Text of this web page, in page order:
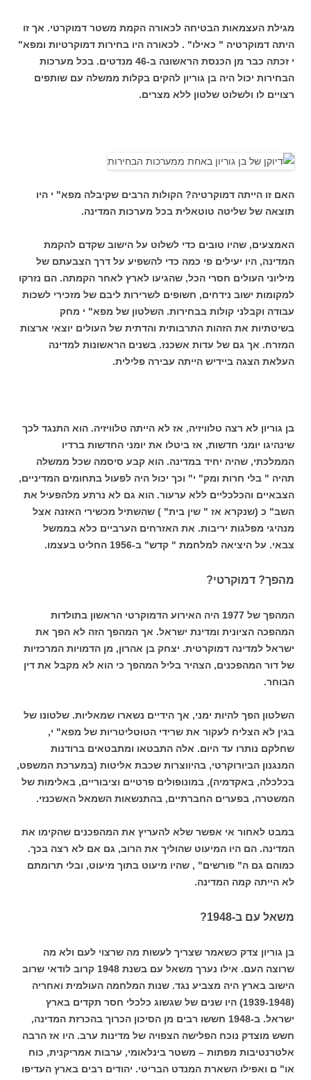
מגילת העצמאות הבטיחה לכאורה הקמת משטר דמוקרטי. אך זו
היתה דמוקרטיה " כאילו" . לכאורה היו בחירות דמוקרטיות ומפא"
י זכתה כבר מן הכנסת הראשונה ב-46 מנדטים. בכל מערכות
הבחירות יכול היה בן גוריון להקים בקלות ממשלה עם שותפים
רצויים לו ולשלוט שלטון ללא מצרים.
האם זו הייתה דמוקרטיה? הקולות הרבים שקיבלה מפא" י היו
תוצאה של שליטה טוטאלית בכל מערכות המדינה.
האמצעים, שהיו טובים כדי לשלוט על הישוב שקדם להקמת
המדינה, היו יעילים פי כמה כדי להשפיע על דרך הצבעתם של
מיליוני העולים חסרי הכל, שהגיעו לארץ לאחר הקמתה. הם נזרקו
למקומות ישוב נידחים, חשופים לשרירות ליבם של מזכירי לשכות
עבודה וקבלני קולות בבחירות. השלטון של מפא" י מחק
בשיטתיות את הזהות התרבותית והדתית של העולים יוצאי ארצות
המזרח. אך גם של עדות אשכנז. בשנים הראשונות למדינה
העלאת הצגה ביידיש הייתה עבירה פלילית.
בן גוריון לא רצה טלוויזיה, אז לא הייתה טלוויזיה. הוא התנגד לכך
שינהיגו יומני חדשות, אז ביטלו את יומני החדשות ברדיו
הממלכתי, שהיה יחיד במדינה. הוא קבע סיסמה שכל ממשלה
תהיה " בלי חרות ומק" י" וכך יכול היה לפעול בתחומים המדיניים,
הצבאיים והכלכליים ללא ערעור. הוא גם לא נרתע מלהפעיל את
השב" כ (שנקרא אז " שין בית" ) שהשתיל מכשירי האזנה אצל
מנהיגי מפלגות יריבות. את האזרחים הערביים כלא בממשל
צבאי. על היציאה למלחמת " קדש" ב-1956 החליט בעצמו.
מהפך? דמוקרטי?
המהפך של 1977 היה האירוע הדמוקרטי הראשון בתולדות
המהפכה הציונית ומדינת ישראל. אך המהפך הזה לא הפך את
ישראל למדינה דמוקרטית. יצחק בן אהרון, מן הדמויות המרכזיות
של דור המהפכנים, הצהיר בליל המהפך כי הוא לא מקבל את דין
הבוחר.
השלטון הפך להיות ימני, אך הידיים נשארו שמאליות. שלטונו של
בגין לא הצליח לעקור את שרידי הטוטליטריות של מפא" י,
שחלקם נותרו עד היום. אלה התבטאו ומתבטאים ברודנות
המנגנון הביורוקרטי, בהיווצרות שכבת אליטות (במערכת המשפט,
בכלכלה, באקדמיה), במונופולים פרטיים וציבוריים, באלימות של
המשטרה, בפערים החברתיים, בהתנשאות השמאל האשכנזי.
במבט לאחור אי אפשר שלא להעריץ את המהפכנים שהקימו את
המדינה. הם היו המיעוט שהוליך את הרוב, גם אם לא רצה בכך.
כמוהם גם ה" פורשים" , שהיו מיעוט בתוך מיעוט, ובלי תרומתם
לא הייתה קמה המדינה.
משאל עם ב-1948?
בן גוריון צדק כשאמר שצריך לעשות מה שרצוי לעם ולא מה
שרוצה העם. אילו נערך משאל עם בשנת 1948 קרוב לודאי שרוב
הישוב בארץ היה מצביע נגד. שנות המלחמה העולמית ואחריה
(1939-1948) היו שנים של שגשוג כלכלי חסר תקדים בארץ
ישראל. ב-1948 חששו רבים מן הסיכון הכרוך בהכרזת המדינה,
חשש מוצדק נוכח הפלישה הצפויה של מדינות ערב. היו אז הרבה
אלטרנטיבות מפתות – משטר בינלאומי, ערבות אמריקנית, כוח
או" ם ואפילו השארת המנדט הבריטי. יהודים רבים בארץ העדיפו